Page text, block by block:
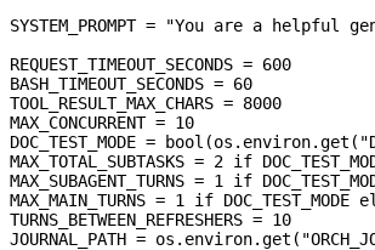
SYSTEM_PROMPT = "You are a helpful
REQUEST_TIMEOUT_SECONDS = 600
BASH_TIMEOUT_SECONDS = 60
TOOL_RESULT_MAX_CHARS = 8000
MAX_CONCURRENT = 10
DOC_TEST_MODE = bool (os.environ.get(
MAX_TOTAL_SUBTASKS = 2 if
MAX_SUBAGENT_TURNS = 1 if
MAX_MAIN_TURNS = 1 if DOC_TEST_MODE
TURNS_BETWEEN_REFRESHERS = 10
JOURNAL_PATH = os.environ.get(